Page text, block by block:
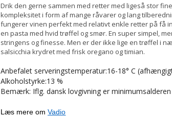
Drik den gerne sammen med retter med ligeså stor
kompleksitet i form af mange råvarer og lang
fungerer vinen perfekt med relativt enkle retter på få
en pasta med hvid trøffel og smør. En super simpel,
stringens og finesse. Men er der ikke lige en trøffel i
salsicchia krydret med frisk oregano og timian.
Anbefalet serveringstemperatur:16-18° C
Alkoholstyrke:13 %
Bemærk: Iflg. dansk lovgivning er
Læs mere omVadio